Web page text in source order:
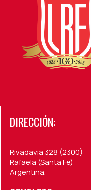
DIRECCIÓN:
Rivadavia 328 (2300)
Rafaela (Santa Fe)
Argentina.